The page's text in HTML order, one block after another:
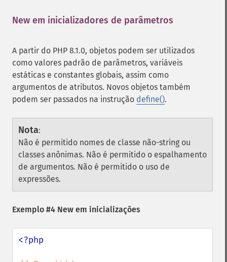
New em inicializadores de parâmetros
A partir do PHP 8.1.0, objetos podem ser utilizados
como valores padrão de parâmetros, variáveis
estáticas e constantes globais, assim como
argumentos de atributos. Novos objetos também
podem ser passados na instrução define().
Nota:
Não é permitido nomes de classe não-string ou
classes anônimas. Não é permitido o espalhamento
de argumentos. Não é permitido o uso de
expressões.
Exemplo #4 New em inicializações
<?php